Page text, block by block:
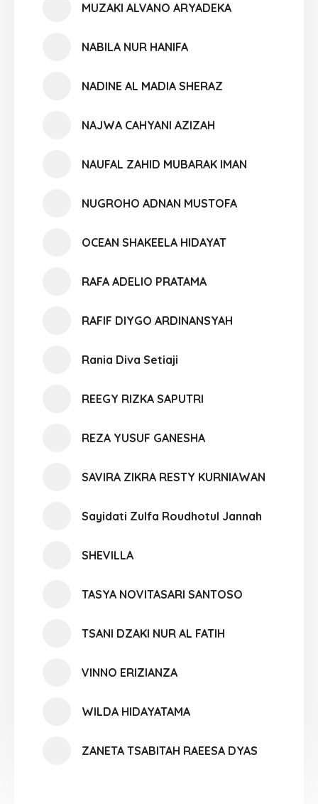
MUZAKI ALVANO ARYADEKA
NABILA NUR HANIFA
NADINE AL MADIA SHERAZ
NAJWA CAHYANI AZIZAH
NAUFAL ZAHID MUBARAK IMAN
NUGROHO ADNAN MUSTOFA
OCEAN SHAKEELA HIDAYAT
RAFA ADELIO PRATAMA
RAFIF DIYGO ARDINANSYAH
Rania Diva Setiaji
REEGY RIZKA SAPUTRI
REZA YUSUF GANESHA
SAVIRA ZIKRA RESTY KURNIAWAN
Sayidati Zulfa Roudhotul Jannah
SHEVILLA
TASYA NOVITASARI SANTOSO
TSANI DZAKI NUR AL FATIH
VINNO ERIZIANZA
WILDA HIDAYATAMA
ZANETA TSABITAH RAEESA DYAS